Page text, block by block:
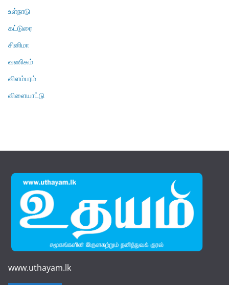
உள்நாடு
கட்டுரை
சினிமா
வணிகம்
விளம்பரம்
விளையாட்டு
www.uthayam.lk